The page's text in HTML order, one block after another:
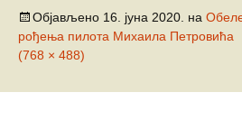
Објављено 16. јуна 2020. на
рођења пилота Михаила Петровића
(768 × 488)